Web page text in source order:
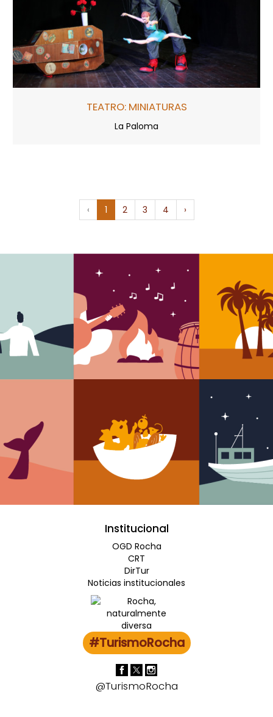
TEATRO: MINIATURAS
La Paloma
‹ 1 2 3 4 ›
Institucional
OGD Rocha
CRT
DirTur
Noticias institucionales
#TurismoRocha
@TurismoRocha